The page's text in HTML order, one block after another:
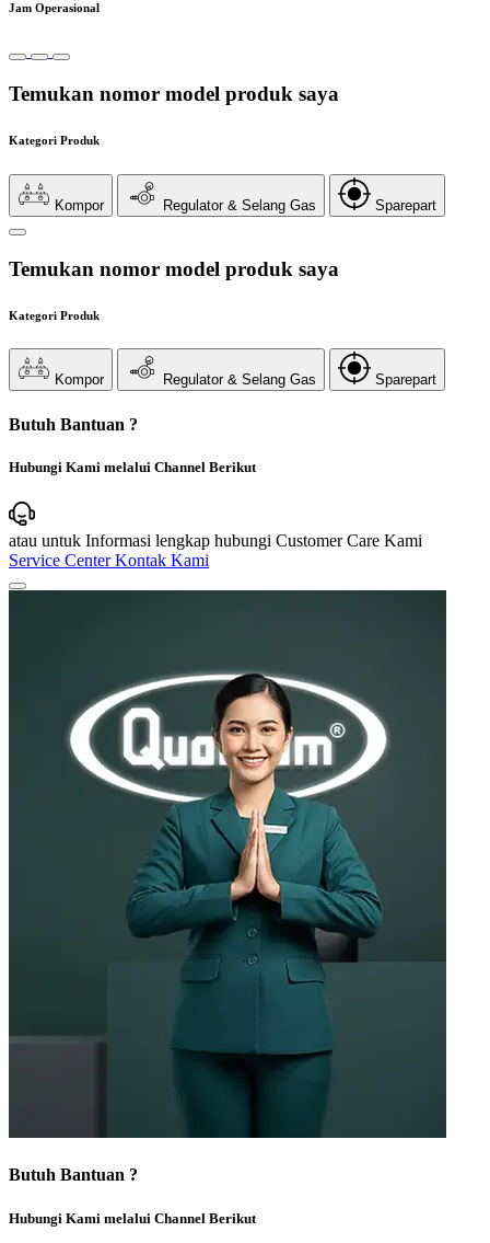
Jam Operasional
Temukan nomor model produk saya
Kategori Produk
Kompor Regulator & Selang Gas Sparepart
Temukan nomor model produk saya
Kategori Produk
Kompor Regulator & Selang Gas Sparepart
Butuh Bantuan ?
Hubungi Kami melalui Channel Berikut
atau untuk Informasi lengkap hubungi Customer Care Kami
Service CenterKontak Kami
Butuh Bantuan ?
Hubungi Kami melalui Channel Berikut